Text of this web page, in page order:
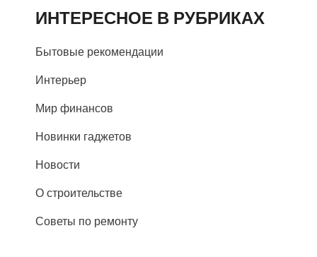
ИНТЕРЕСНОЕ В РУБРИКАХ
Бытовые рекомендации
Интерьер
Мир финансов
Новинки гаджетов
Новости
О строительстве
Советы по ремонту